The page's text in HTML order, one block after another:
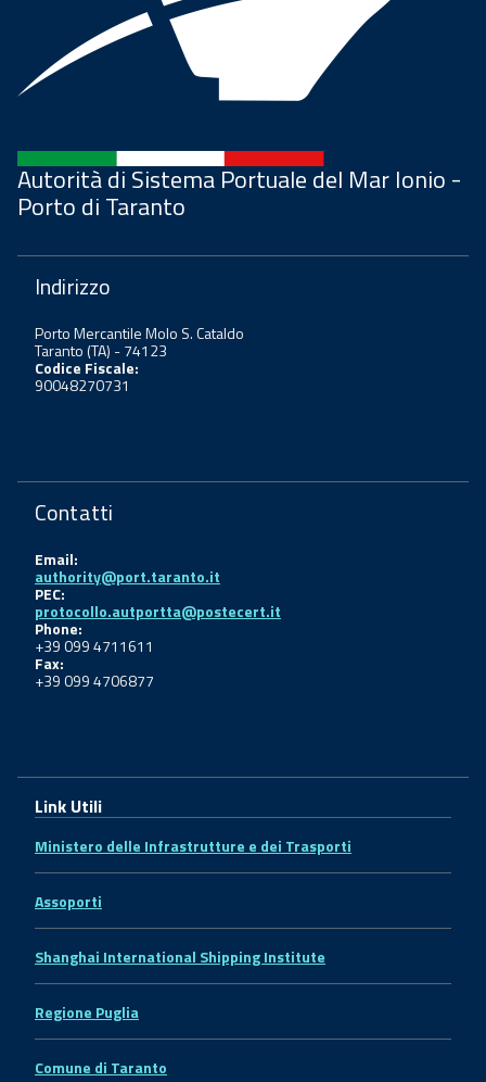
Autorità di Sistema Portuale del Mar Ionio -
Porto di Taranto
Indirizzo
Porto Mercantile Molo S. Cataldo
Taranto (TA) - 74123
Codice Fiscale:
90048270731
Contatti
Email:
authority@port.taranto.it
PEC:
protocollo.autportta@postecert.it
Phone:
+39 099 4711611
Fax:
+39 099 4706877
Link Utili
Ministero delle Infrastrutture e dei Trasporti
Assoporti
Shanghai International Shipping Institute
Regione Puglia
Comune di Taranto